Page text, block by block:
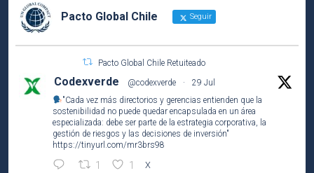
Pacto Global Chile Seguir
Pacto Global Chile Retuiteado
Codexverde @codexverde ·
29 Jul
"Cada vez más directorios y gerencias entienden que la
sostenibilidad no puede quedar encapsulada en un área
especializada: debe ser parte de la estrategia corporativa, la
gestión de riesgos y las decisiones de inversión"
https://tinyurl.com/mr3brs98
1 1 X